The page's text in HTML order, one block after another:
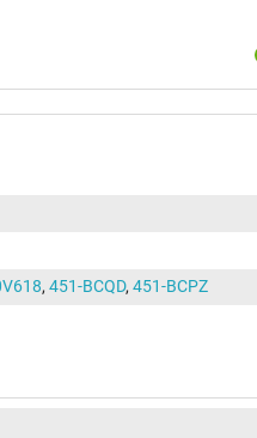
, 451-BCQD, 451-BCPZ